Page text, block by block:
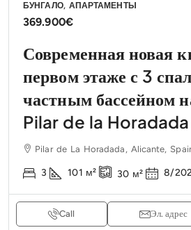
БУНГАЛО, АПАРТАМЕНТЫ
369.900€
Современная новая
первом этаже с 3
частным бассейном
Pilar de la Horadada
Pilar de La Horadada, Alicante,
3 101 м² 30 м² 8/
Call Эл. адрес